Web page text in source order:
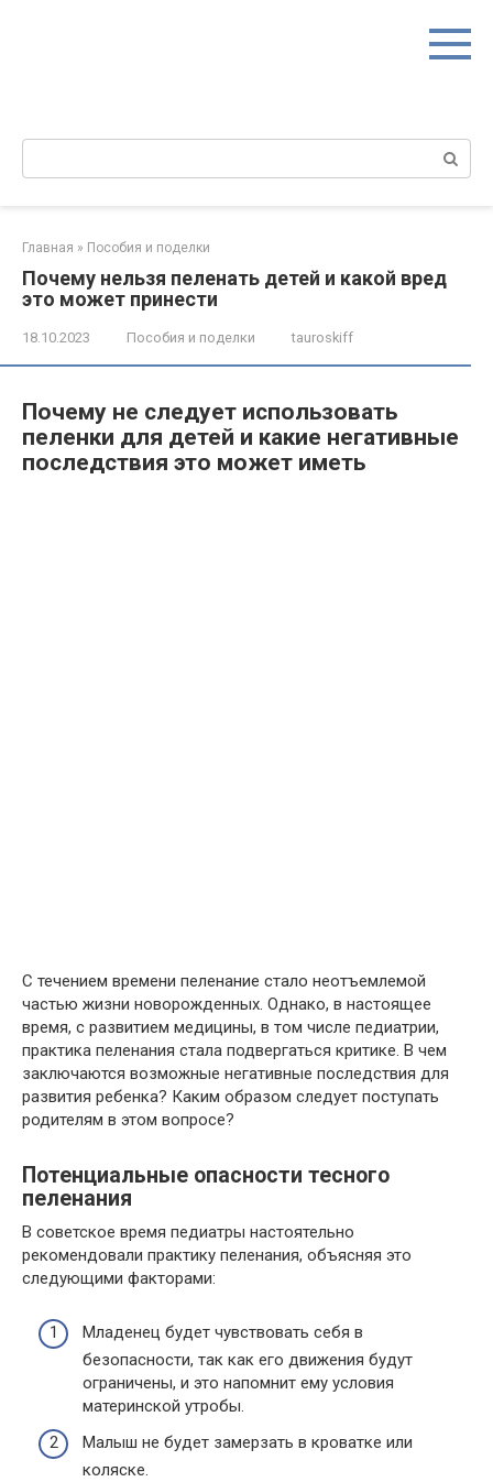
Поиск:
Главная » Пособия и поделки
Почему нельзя пеленать детей и какой вред
это может принести
18.10.2023 Пособия и поделки tauroskiff
Почему не следует использовать
пеленки для детей и какие негативные
последствия это может иметь
С течением времени пеленание стало неотъемлемой
частью жизни новорожденных. Однако, в настоящее
время, с развитием медицины, в том числе педиатрии,
практика пеленания стала подвергаться критике. В чем
заключаются возможные негативные последствия для
развития ребенка? Каким образом следует поступать
родителям в этом вопросе?
Потенциальные опасности тесного
пеленания
В советское время педиатры настоятельно
рекомендовали практику пеленания, объясняя это
следующими факторами:
Младенец будет чувствовать себя в
безопасности, так как его движения будут
ограничены, и это напомнит ему условия
материнской утробы.
Малыш не будет замерзать в кроватке или
коляске.